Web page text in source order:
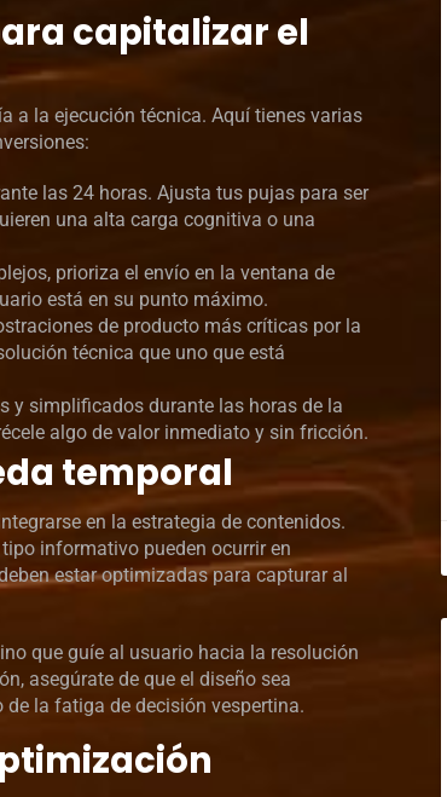
capitalizar el
a la ejecución técnica. Aquí tienes varias
las 24 horas. Ajusta tus pujas para ser
una alta carga cognitiva o una
prioriza el envío en la ventana de
está en su punto máximo.
de producto más críticas por la
técnica que uno que está
y simplificados durante las horas de la
algo de valor inmediato y sin fricción.
temporal
en la estrategia de contenidos.
informativo pueden ocurrir en
estar optimizadas para capturar al
que guíe al usuario hacia la resolución
asegúrate de que el diseño sea
la fatiga de decisión vespertina.